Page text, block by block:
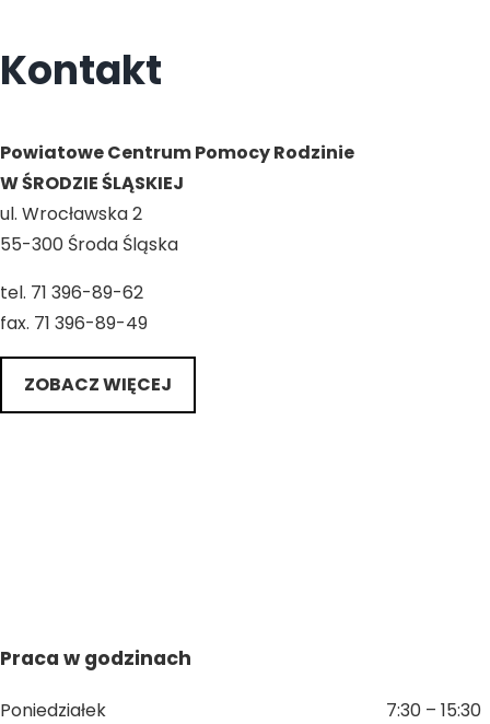
Kontakt
Powiatowe Centrum Pomocy Rodzinie
W ŚRODZIE ŚLĄSKIEJ
ul. Wrocławska 2
55-300 Środa Śląska
tel. 71 396-89-62
fax. 71 396-89-49
ZOBACZ WIĘCEJ
Praca w godzinach
Poniedziałek
7:30 – 15:30